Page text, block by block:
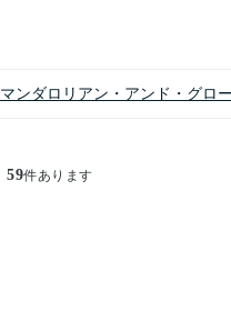
マンダロリアン・アンド・グロ
59件あります